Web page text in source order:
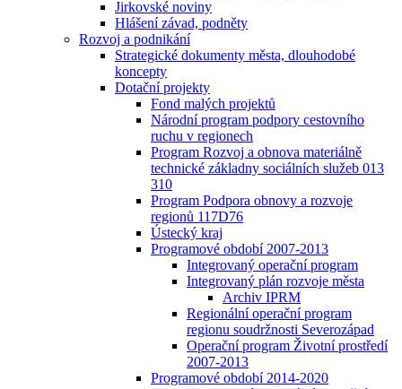
Jirkovské noviny
Hlášení závad, podněty
Rozvoj a podnikání
Strategické dokumenty města, dlouhodobé
koncepty
Dotační projekty
Fond malých projektů
Národní program podpory cestovního
ruchu v regionech
Program Rozvoj a obnova materiálně
technické základny sociálních služeb 013
310
Program Podpora obnovy a rozvoje
regionů 117D76
Ústecký kraj
Programové období 2007-2013
Integrovaný operační program
Integrovaný plán rozvoje města
Archiv IPRM
Regionální operační program
regionu soudržnosti Severozápad
Operační program Životní prostředí
2007-2013
Programové období 2014-2020